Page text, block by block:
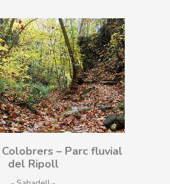
– Parc fluvial
del Ripoll